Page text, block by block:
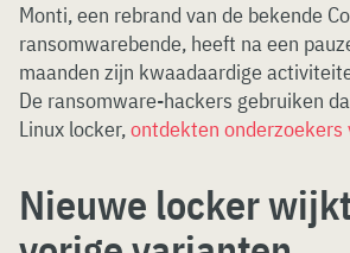
Monti, een rebrand van de bekende
ransomwarebende, heeft na een
maanden zijn kwaadaardige
De ransomware-hackers gebruiken
Linux locker,ontdekten onderzoekers
Nieuwe locker